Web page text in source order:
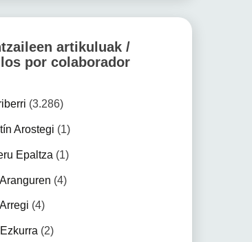
artikuluak /
por colaborador
(3.286)
Arostegi (1)
Epaltza (1)
(4)
(4)
(2)